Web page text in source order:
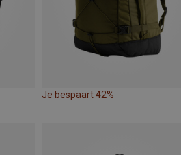
Je bespaart 42%